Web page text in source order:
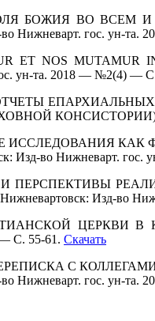
БОЖИЯ ВО ВСЕМ
Нижневарт. гос. ун-
ET NOS
ун-та. 2018 — №2(4) —
ОТЧЕТЫ
КОНСИСТОРИИ) //
ИССЛЕДОВАНИЯ КАК
Изд-во Нижневарт.
И ПЕРСПЕКТИВЫ
Изд-во
ЦЕРКВИ В
С. 55-61. Скачать
С
Нижневарт. гос. ун-